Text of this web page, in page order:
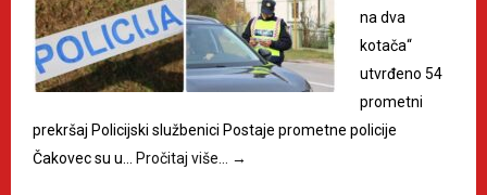
na dva
kotača“
utvrđeno 54
prometni
prekršaj Policijski službenici Postaje prometne policije
Čakovec su u… Pročitaj više… →